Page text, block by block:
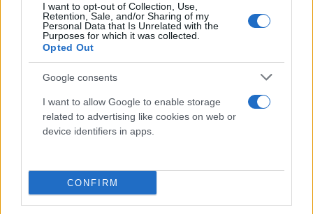
I want to opt-out of Collection, Use,
Retention, Sale, and/or Sharing of my
Personal Data that Is Unrelated with the
Purposes for which it was collected.
Opted Out
Google consents
I want to allow Google to enable storage
related to advertising like cookies on web or
device identifiers in apps.
CONFIRM